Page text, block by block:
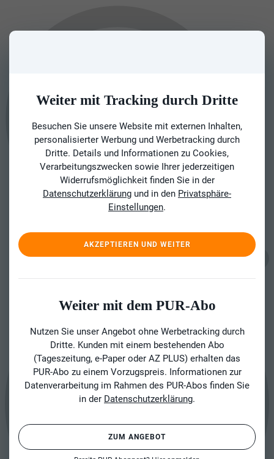
Weiter mit Tracking durch Dritte
Besuchen Sie unsere Website mit externen Inhalten,
personalisierter Werbung und Werbetracking durch
Dritte. Details und Informationen zu Cookies,
Verarbeitungszwecken sowie Ihrer jederzeitigen
Widerrufsmöglichkeit finden Sie in der
Datenschutzerklärung und in den Privatsphäre-
Einstellungen.
AKZEPTIEREN UND WEITER
Weiter mit dem PUR-Abo
Nutzen Sie unser Angebot ohne Werbetracking durch
Dritte. Kunden mit einem bestehenden Abo
(Tageszeitung, e-Paper oder AZ PLUS) erhalten das
PUR-Abo zu einem Vorzugspreis. Informationen zur
Datenverarbeitung im Rahmen des PUR-Abos finden Sie
in der Datenschutzerklärung.
ZUM ANGEBOT